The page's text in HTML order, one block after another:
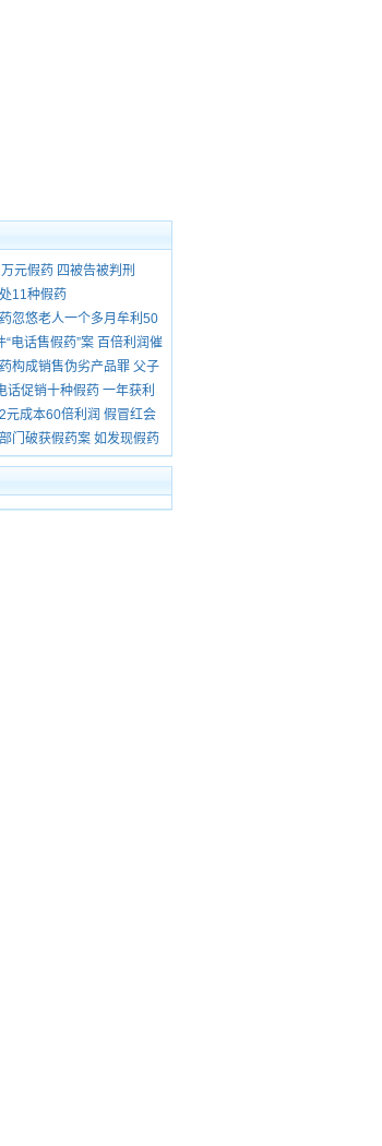
元假药 四被告被判刑
11种假药
忽悠老人一个多月牟利50
“电话售假药”案 百倍利润催
构成销售伪劣产品罪 父子
话促销十种假药 一年获利
元成本60倍利润 假冒红会
门破获假药案 如发现假药